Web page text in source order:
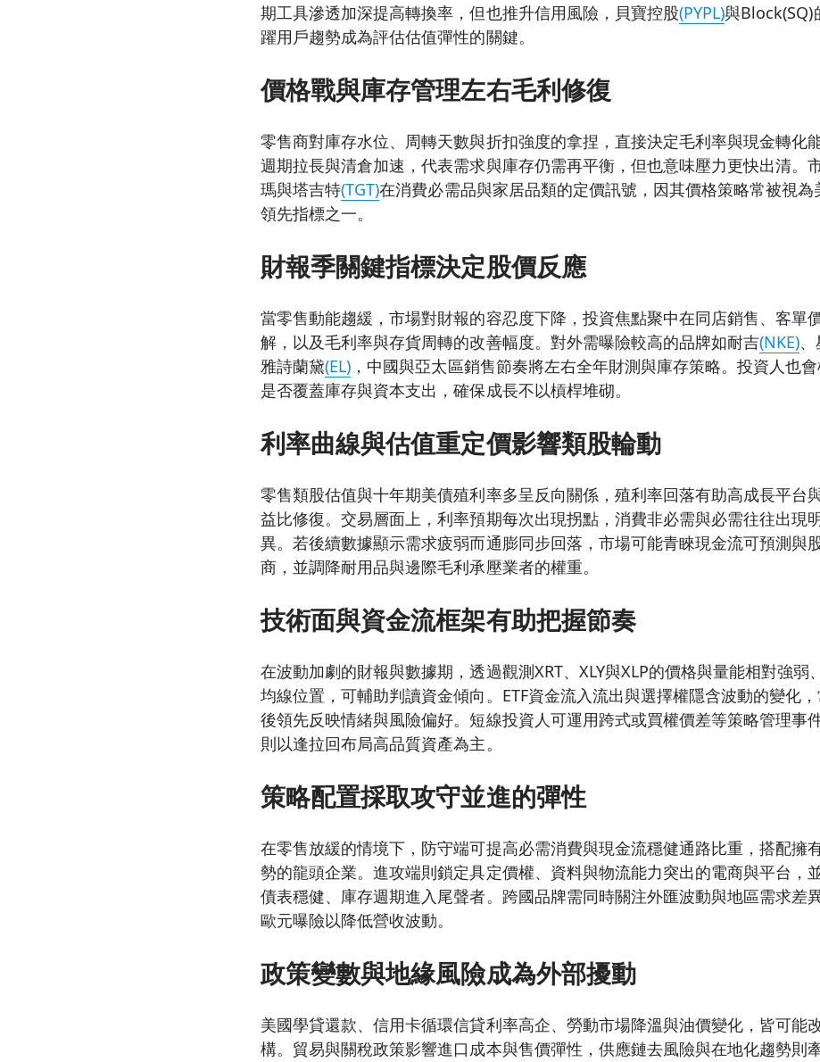
期工具滲透加深提高轉換率，但也推升信用風險，貝寶控股(PYPL)與Block(SQ)
躍用戶趨勢成為評估估值彈性的關鍵。
價格戰與庫存管理左右毛利修復
零售商對庫存水位、周轉天數與折扣強度的拿捏，直接決定毛利率與現金轉化
週期拉長與清倉加速，代表需求與庫存仍需再平衡，但也意味壓力更快出清。
瑪與塔吉特(TGT)在消費必需品與家居品類的定價訊號，因其價格策略常被視為
領先指標之一。
財報季關鍵指標決定股價反應
當零售動能趨緩，市場對財報的容忍度下降，投資焦點聚中在同店銷售、客單
解，以及毛利率與存貨周轉的改善幅度。對外需曝險較高的品牌如耐吉(NKE)
雅詩蘭黛(EL) ，中國與亞太區銷售節奏將左右全年財測與庫存策略。投資人也
是否覆蓋庫存與資本支出，確保成長不以槓桿堆砌。
利率曲線與估值重定價影響類股輪動
零售類股估值與十年期美債殖利率多呈反向關係，殖利率回落有助高成長平台
益比修復。交易層面上，利率預期每次出現拐點，消費非必需與必需往往出現
異。若後續數據顯示需求疲弱而通膨同步回落，市場可能青睞現金流可預測與
商，並調降耐用品與邊際毛利承壓業者的權重。
技術面與資金流框架有助把握節奏
在波動加劇的財報與數據期，透過觀測XRT、XLY與XLP的價格與量能相對強弱
均線位置，可輔助判讀資金傾向。ETF資金流入流出與選擇權隱含波動的變化
後領先反映情緒與風險偏好。短線投資人可運用跨式或買權價差等策略管理事
則以逢拉回布局高品質資產為主。
策略配置採取攻守並進的彈性
在零售放緩的情境下，防守端可提高必需消費與現金流穩健通路比重，搭配擁
勢的龍頭企業。進攻端則鎖定具定價權、資料與物流能力突出的電商與平台，
債表穩健、庫存週期進入尾聲者。跨國品牌需同時關注外匯波動與地區需求差
歐元曝險以降低營收波動。
政策變數與地緣風險成為外部擾動
美國學貸還款、信用卡循環信貸利率高企、勞動市場降溫與油價變化，皆可能
構。貿易與關稅政策影響進口成本與售價彈性，供應鏈去風險與在地化趨勢則